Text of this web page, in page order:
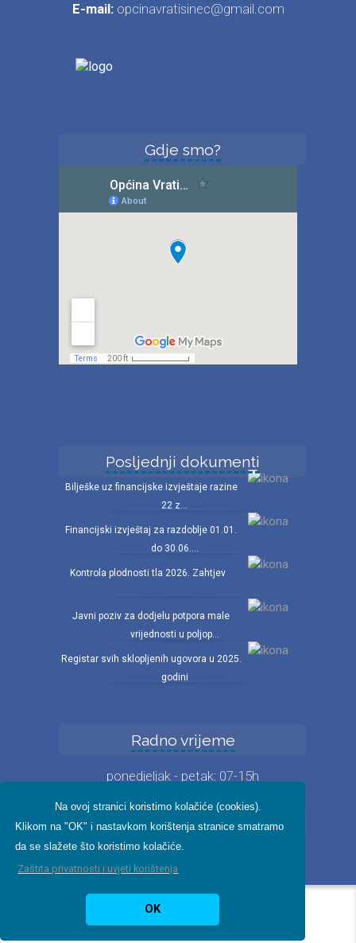
Na ovoj stranici koristimo kolačiće (cookies).
Klikom na "OK" i nastavkom korištenja stranice smatramo
da se slažete što koristimo kolačiće.
Zaštita privatnosti i uvjeti korištenja
OK
E-mail: opcinavratisinec@gmail.com
Gdje smo?
Posljednji dokumenti
Bilješke uz financijske izvještaje razine
22 z...
Financijski izvještaj za razdoblje 01.01.
do 30.06....
Kontrola plodnosti tla 2026. Zahtjev
Javni poziv za dodjelu potpora male
vrijednosti u poljop...
Registar svih sklopljenih ugovora u 2025.
godini
Radno vrijeme
ponedjeljak - petak: 07-15h
Iz fotogalerije
Pikant IT 2024.